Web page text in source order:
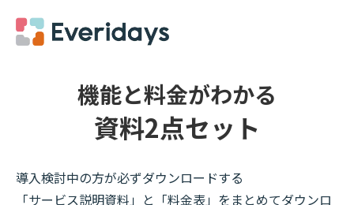
機能と料金がわかる
資料2点セット
導入検討中の方が必ずダウンロードする
「サービス説明資料」と「料金表」をまとめてダウンロ